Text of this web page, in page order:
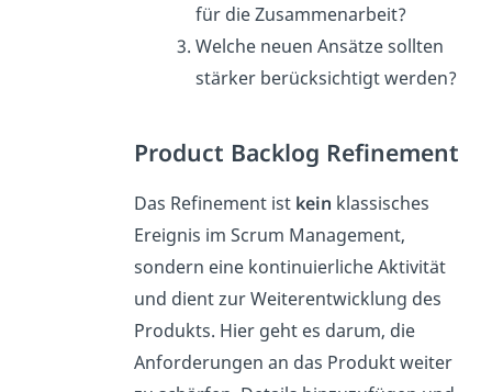
für die Zusammenarbeit?
Welche neuen Ansätze sollten
stärker berücksichtigt werden?
Product Backlog Refinement
Das Refinement ist kein klassisches
Ereignis im Scrum Management,
sondern eine kontinuierliche Aktivität
und dient zur Weiterentwicklung des
Produkts. Hier geht es darum, die
Anforderungen an das Produkt weiter